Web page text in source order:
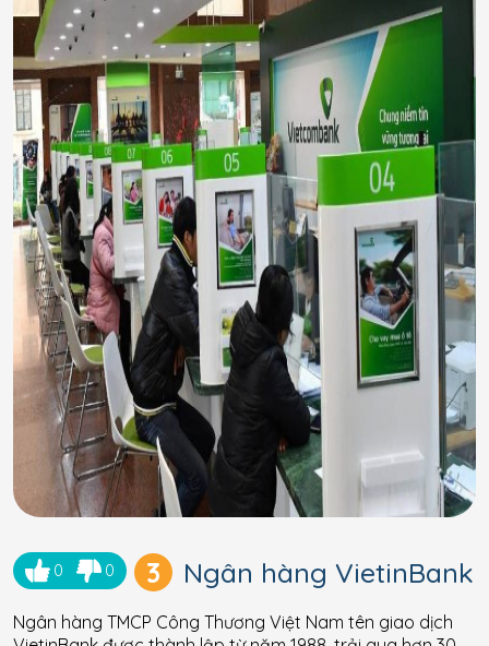
0 0 3 Ngân hàng VietinBank
Ngân hàng TMCP Công Thương Việt Nam tên giao dịch